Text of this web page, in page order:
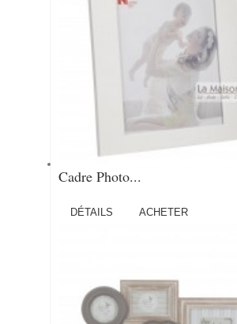
Cadre Photo...
DÉTAILS ACHETER